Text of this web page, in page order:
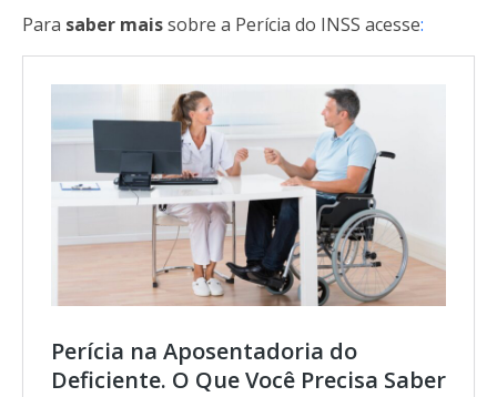
Para saber maissobre a Perícia do INSS acesse:
Perícia na Aposentadoria do
Deficiente. O Que Você Precisa Saber